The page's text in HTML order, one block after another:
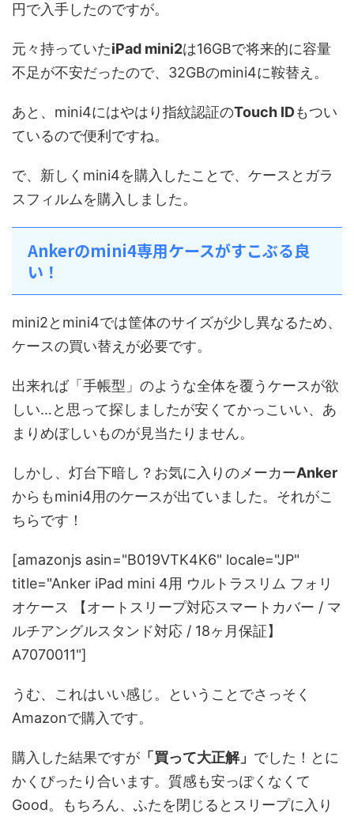
円で入手したのですが。
元々持っていたiPad mini2は16GBで将来的に容量
不足が不安だったので、32GBのmini4に鞍替え。
あと、mini4にはやはり指紋認証のTouch IDもつい
ているので便利ですね。
で、新しくmini4を購入したことで、ケースとガラ
スフィルムを購入しました。
Ankerのmini4専用ケースがすこぶる良
い！
mini2とmini4では筐体のサイズが少し異なるため、
ケースの買い替えが必要です。
出来れば「手帳型」のような全体を覆うケースが欲
しい…と思って探しましたが安くてかっこいい、あ
まりめぼしいものが見当たりません。
しかし、灯台下暗し？お気に入りのメーカーAnker
からもmini4用のケースが出ていました。それがこ
ちらです！
[amazonjs asin="B019VTK4K6" locale="JP"
title="Anker iPad mini 4用 ウルトラスリム フォリ
オケース 【オートスリープ対応スマートカバー / マ
ルチアングルスタンド対応 / 18ヶ月保証】
A7070011"]
うむ、これはいい感じ。ということでさっそく
Amazonで購入です。
購入した結果ですが 「買って大正解」 でした！とに
かくぴったり合います。質感も安っぽくなくて
Good。もちろん、ふたを閉じるとスリープに入り